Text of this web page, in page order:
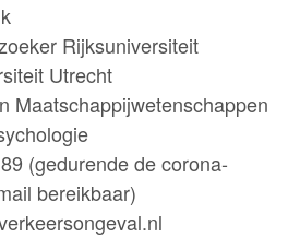
Rijksuniversiteit
Utrecht
Maatschappijwetenschappen
(gedurende de corona-
bereikbaar)